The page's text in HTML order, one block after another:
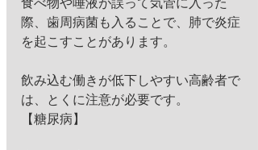
食べ物や唾液が誤って気管に入った
際、歯周病菌も入ることで、肺で炎症
を起こすことがあります。
飲み込む働きが低下しやすい高齢者で
は、とくに注意が必要です。
【糖尿病】